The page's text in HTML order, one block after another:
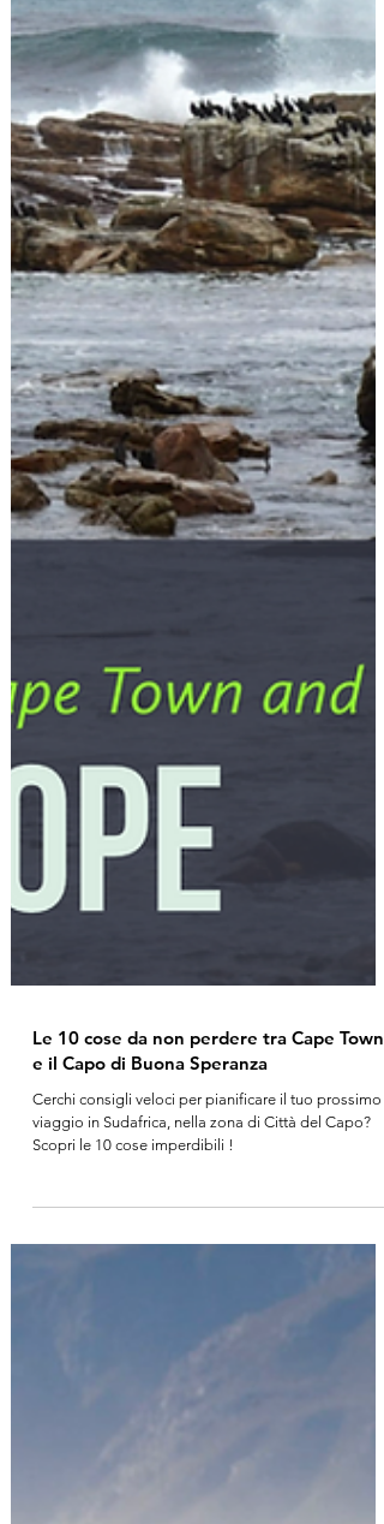
Le 10 cose da non perdere tra Cape Town
e il Capo di Buona Speranza
viaggio in Sudafrica, nella zona di Città del Capo?